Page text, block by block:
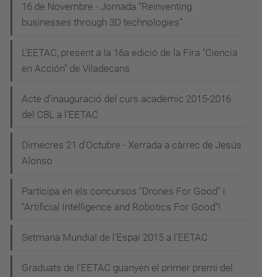
16 de Novembre - Jornada “Reinventing
businesses through 3D technologies”
L'EETAC, present a la 16a edició de la Fira "Ciencia
en Acción" de Viladecans
Acte d'inauguració del curs acadèmic 2015-2016
del CBL a l'EETAC
Dimecres 21 d'Octubre - Xerrada a càrrec de Jesús
Alonso
Participa en els concursos "Drones For Good" i
"Artificial Intelligence and Robotics For Good"!
Setmana Mundial de l'Espai 2015 a l'EETAC
Graduats de l'EETAC guanyen el primer premi del